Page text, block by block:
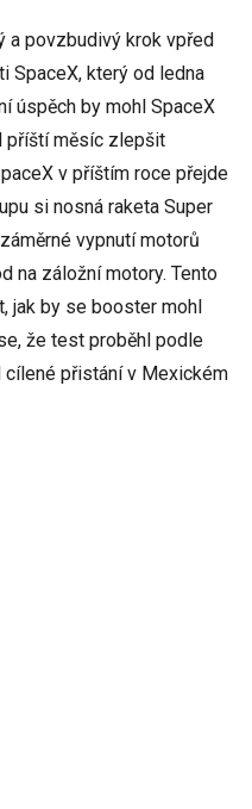
a povzbudivý krok vpřed
SpaceX, který od ledna
úspěch by mohl SpaceX
příští měsíc zlepšit
v příštím roce přejde
si nosná raketa Super
vypnutí motorů
na záložní motory. Tento
jak by se booster mohl
že test proběhl podle
cílené přistání v Mexickém